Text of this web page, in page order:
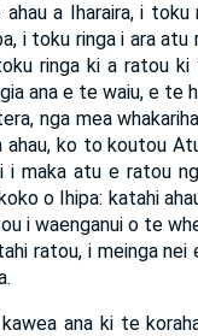
a Iharaira, i
i toku ringa i ara atu
ringa ki a ratou
ana e te waiu, e te
nga mea
ahau, ko to koutou
maka atu e ratou
o Ihipa: katahi
i waenganui o te
ratou, i meinga nei
ana ki te